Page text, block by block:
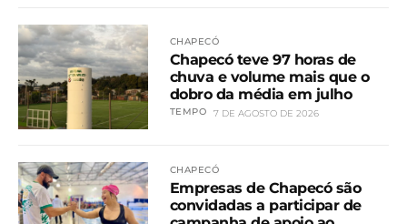
CHAPECÓ
Chapecó teve 97 horas de
chuva e volume mais que o
dobro da média em julho
TEMPO 7 DE AGOSTO DE 2026
CHAPECÓ
Empresas de Chapecó são
convidadas a participar de